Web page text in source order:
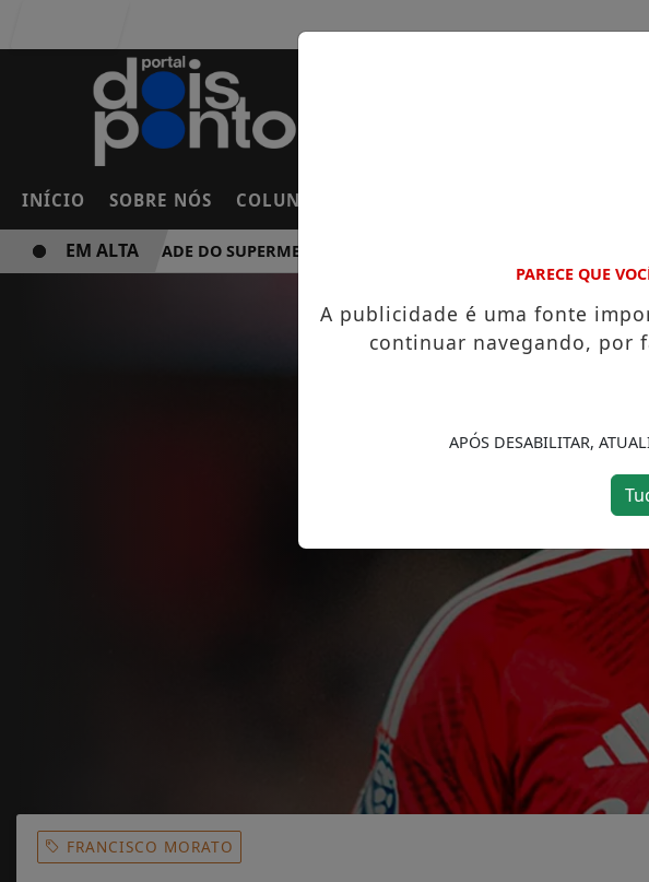
INÍCIO SOBRE NÓS COLUNAS
NOVA UNIDADE DO SUPERMERCADO ROSSI SERÁ BREVEMENTE INAUGURADA
EM ALTA
FRANCISCO MORATO
PARECE QUE
A publicidade é uma fonte
continuar navegando, por
APÓS DESABILITAR,